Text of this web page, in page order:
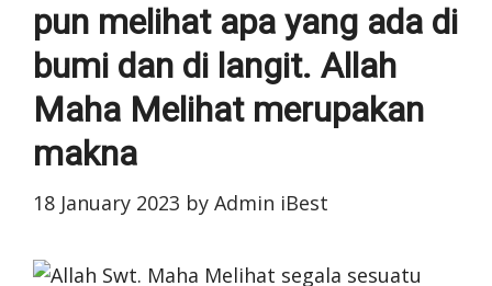
pun melihat apa yang ada di
bumi dan di langit. Allah
Maha Melihat merupakan
makna
18 January 2023 by Admin iBest